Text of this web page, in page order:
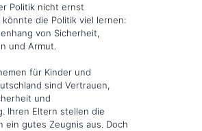
Politik nicht ernst
könnte die Politik viel lernen:
von Sicherheit,
und Armut.
für Kinder und
sind Vertrauen,
und
Ihren Eltern stellen die
ein gutes Zeugnis aus. Doch